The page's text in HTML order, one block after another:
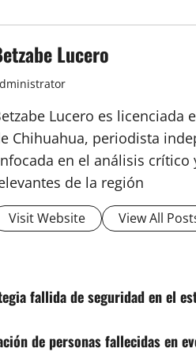
Lucero
Lucero es licenciada
Chihuahua, periodista
en el análisis
de la región
Visit Website View All
fallida de seguridad en el
de personas fallecidas en